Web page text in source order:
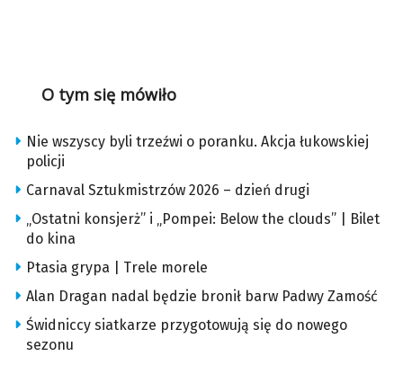
O tym się mówiło
Nie wszyscy byli trzeźwi o poranku. Akcja łukowskiej
policji
Carnaval Sztukmistrzów 2026 – dzień drugi
„Ostatni konsjerż” i „Pompei: Below the clouds” | Bilet
do kina
Ptasia grypa | Trele morele
Alan Dragan nadal będzie bronił barw Padwy Zamość
Świdniccy siatkarze przygotowują się do nowego
sezonu